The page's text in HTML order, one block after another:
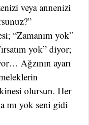
veya annenizi
“Zamanım yok”
yok” diyor;
Ağzının ayarı
olursun. Her
mı yok seni gidi